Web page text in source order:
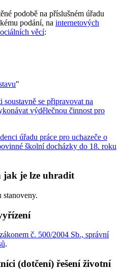
podobě na příslušném úřadu
podání, na internetových
věcí:
"
soustavně se připravovat na
výdělečnou činnost pro
úřadu práce pro uchazeče o
školní docházky do 18. roku
jak je lze uhradit
stanoveny.
zákonem č. 500/2004 Sb., správní
.
(dotčení) řešení životní